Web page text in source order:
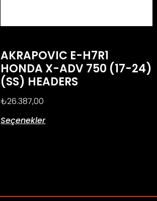
AKRAPOVIC E-H7R1
HONDA X-ADV 750 (17-24)
(SS) HEADERS
₺26.387,00
Seçenekler